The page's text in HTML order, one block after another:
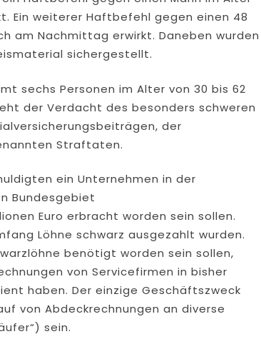
Ein weiterer Haftbefehl gegen einen 48
am Nachmittag erwirkt. Daneben wurden
sichergestellt.
sechs Personen im Alter von 30 bis 62
der Verdacht des besonders schweren
der
Straftaten.
ein Unternehmen in der
Bundesgebiet
Euro erbracht worden sein sollen.
Löhne schwarz ausgezahlt wurden.
benötigt worden sein sollen,
von Servicefirmen in bisher
haben. Der einzige Geschäftszweck
von Abdeckrechnungen an diverse
sein.